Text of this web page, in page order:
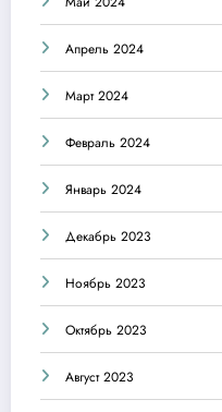
Апрель 2024
Март 2024
Февраль 2024
Январь 2024
Декабрь 2023
Ноябрь 2023
Октябрь 2023
Август 2023